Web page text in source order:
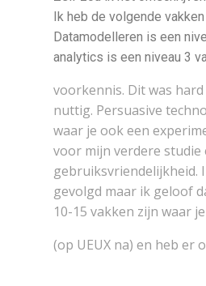
Ik heb de volgende
Datamodelleren is een
analytics is een niveau 3
voorkennis. Dit was
nuttig. Persuasive
waar je ook een
voor mijn verdere studie
gebruiksvriendelijkheid.
gevolgd maar ik geloof
10-15 vakken zijn waar
(op UEUX na) en heb er